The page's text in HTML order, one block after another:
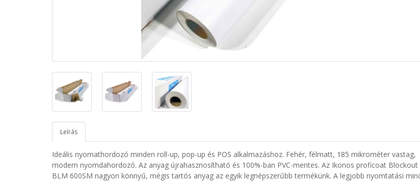
Leírás
Ideális nyomathordozó minden roll-up, pop-up és POS alkalmazáshoz. Fehér, félmatt, 185 mikrométer vastag,
modern nyomdahordozó. Az anyag újrahasznosítható és 100%-ban PVC-mentes. Az Ikonos proficoat Blockout
BLM 600SM nagyon könnyű, mégis tartós anyag az egyik legnépszerűbb termékünk. A legjobb nyomtatási